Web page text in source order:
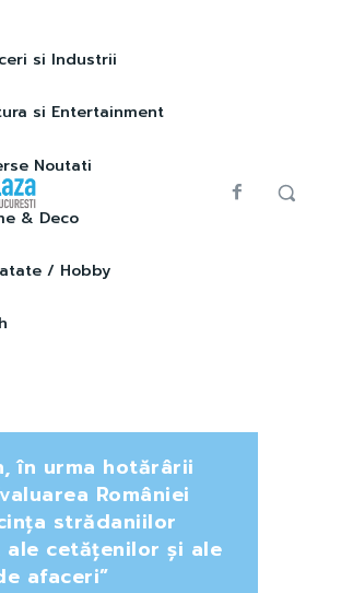
si Industrii
si Entertainment
Noutati
& Deco
/ Hobby
în urma hotărârii
României
strădaniilor
cetățenilor și ale
afaceri”